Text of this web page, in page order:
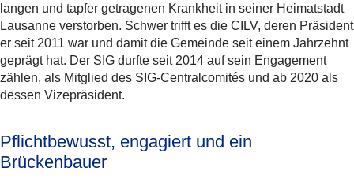
langen und tapfer getragenen Krankheit in seiner Heimatstadt
Lausanne verstorben. Schwer trifft es die CILV, deren Präsident
er seit 2011 war und damit die Gemeinde seit einem Jahrzehnt
geprägt hat. Der SIG durfte seit 2014 auf sein Engagement
zählen, als Mitglied des SIG-Centralcomités und ab 2020 als
dessen Vizepräsident.
Pflichtbewusst, engagiert und ein
Brückenbauer